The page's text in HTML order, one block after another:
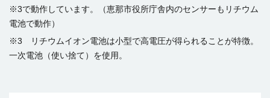
※3で動作しています。（恵那市役所庁舎内のセンサーもリチウム
電池で動作）
※3 リチウムイオン電池は小型で高電圧が得られることが特徴。
一次電池（使い捨て）を使用。